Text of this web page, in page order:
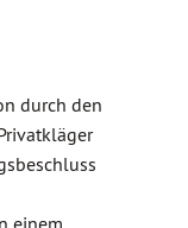
durch den
einem